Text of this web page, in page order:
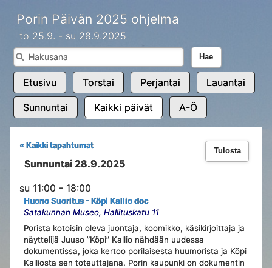
Porin Päivän 2025 ohjelma
to 25.9. - su 28.9.2025
Hae
Etusivu Torstai Perjantai Lauantai
Sunnuntai Kaikki päivät A-Ö
Tulosta
« Kaikki tapahtumat
Sunnuntai 28.9.2025
su 11:00 - 18:00
Huono Suoritus - Köpi Kallio doc
Satakunnan Museo, Hallituskatu 11
Porista kotoisin oleva juontaja, koomikko, käsikirjoittaja ja
näyttelijä Juuso ”Köpi” Kallio nähdään uudessa
dokumentissa, joka kertoo porilaisesta huumorista ja Köpi
Kalliosta sen toteuttajana. Porin kaupunki on dokumentin